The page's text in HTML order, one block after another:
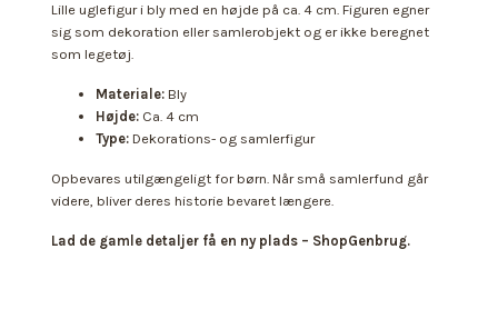
Lille uglefigur i bly med en højde på ca. 4 cm. Figuren egner
sig som dekoration eller samlerobjekt og er ikke beregnet
som legetøj.
Materiale: Bly
Højde: Ca. 4 cm
Type: Dekorations- og samlerfigur
Opbevares utilgængeligt for børn. Når små samlerfund går
videre, bliver deres historie bevaret længere.
Lad de gamle detaljer få en ny plads – ShopGenbrug.